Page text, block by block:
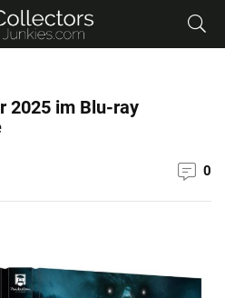
2025 im Blu-ray
0